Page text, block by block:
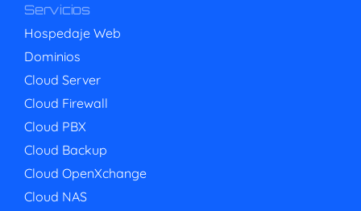
Servicios
Hospedaje Web
Dominios
Cloud Server
Cloud Firewall
Cloud PBX
Cloud Backup
Cloud OpenXchange
Cloud NAS